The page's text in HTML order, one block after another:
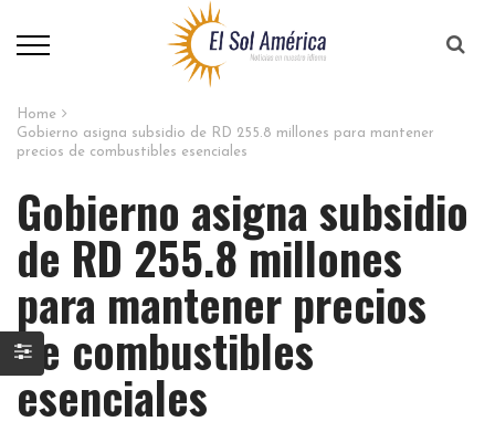
Home
Gobierno asigna subsidio de RD 255.8 millones para mantener
precios de combustibles esenciales
Gobierno asigna subsidio
de RD 255.8 millones
para mantener precios
de combustibles
esenciales